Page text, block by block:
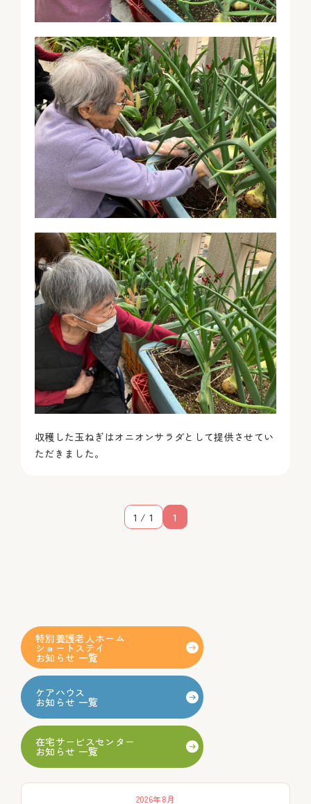
収穫した玉ねぎはオニオンサラダとして提供させてい
ただきました。
1 / 1 1
特別養護老人ホーム
ショートステイ
お知らせ 一覧
ケアハウス
お知らせ 一覧
在宅サービスセンター
お知らせ 一覧
2026年8月